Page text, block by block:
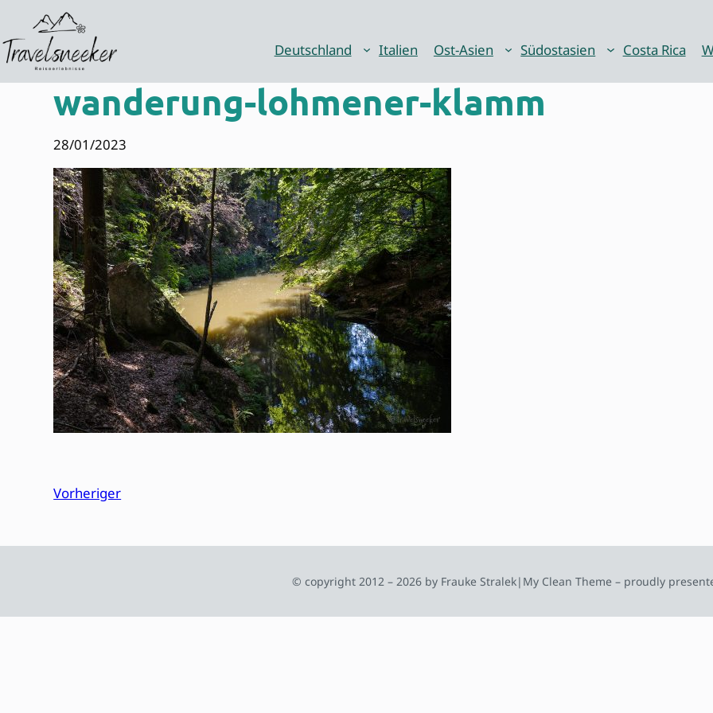
Inhalt
springen
Deutschland Italien Ost-Asien Südostasien Costa Rica
wanderung-lohmener-klamm
28/01/2023
Vorheriger
© copyright 2012 – 2026 by Frauke Stralek| My Clean Theme – proudly